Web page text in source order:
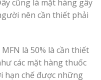
cũng là mặt hàng gây
nên cần thiết phải
là 50% là cần thiết
các mặt hàng thuốc
hạn chế được những